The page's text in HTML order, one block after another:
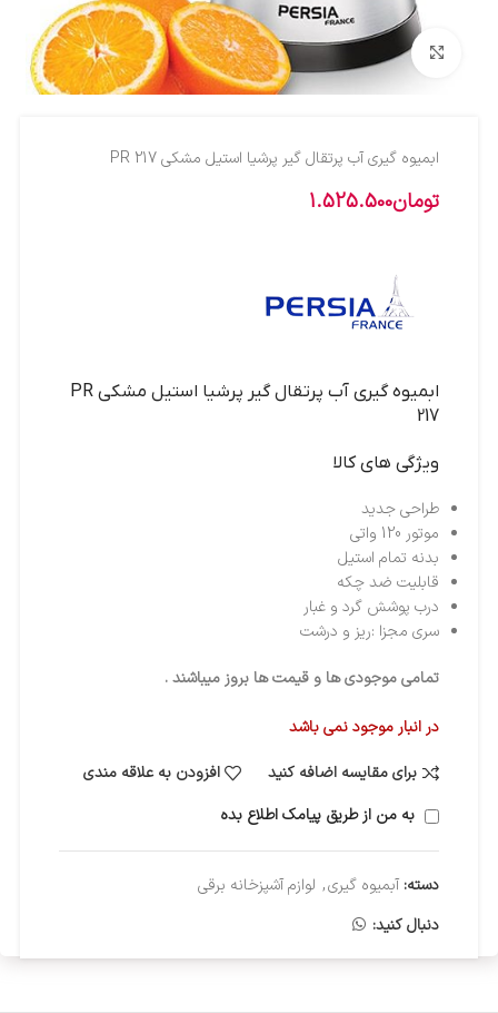
بزرگنمایی تصویر
ابميوه گيري آب پرتقال گير پرشيا استيل مشکي PR 217
تومان1.525.500
ابميوه گيري آب پرتقال گير پرشيا استيل مشکي PR
217
ویژگی های کالا
طراحی جدید
موتور 120 واتی
بدنه تمام استیل
قابلیت ضد چکه
درب پوشش گرد و غبار
سری مجزا :ریز و درشت
تمامی موجودی ها و قیمت ها بروز میباشند .
در انبار موجود نمی باشد
برای مقایسه اضافه کنید
افزودن به علاقه مندی
به من از طریق پیامک اطلاع بده
دسته: آبمیوه گیری, لوازم آشپزخانه برقی
دنبال کنید: